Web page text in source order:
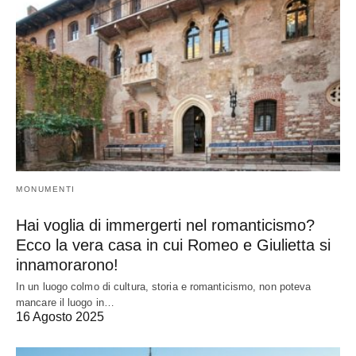
MONUMENTI
Hai voglia di immergerti nel romanticismo?
Ecco la vera casa in cui Romeo e Giulietta si
innamorarono!
In un luogo colmo di cultura, storia e romanticismo, non poteva
mancare il luogo in…
16 Agosto 2025